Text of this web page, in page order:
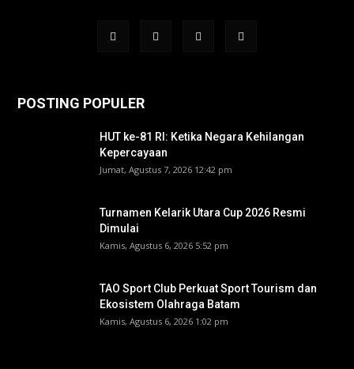
POSTING POPULER
HUT ke-81 RI: Ketika Negara Kehilangan
Kepercayaan
Jumat, Agustus 7, 2026 12:42 pm
Turnamen Kelarik Utara Cup 2026 Resmi
Dimulai
Kamis, Agustus 6, 2026 5:52 pm
TAO Sport Club Perkuat Sport Tourism dan
Ekosistem Olahraga Batam
Kamis, Agustus 6, 2026 1:02 pm